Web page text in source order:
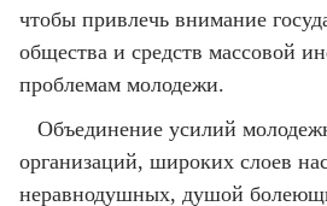
чтобы привлечь внимание
общества и средств массовой
проблемам молодежи.
Объединение усилий
организаций, широких слоев
неравнодушных, душой